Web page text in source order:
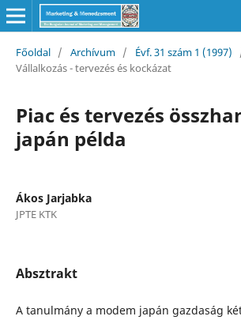
Főoldal / Archívum / Évf. 31 szám 1 (1997)
Vállalkozás - tervezés és kockázat
Piac és tervezés
japán példa
Ákos Jarjabka
JPTE KTK
Absztrakt
A tanulmány a modem japán gazdaság